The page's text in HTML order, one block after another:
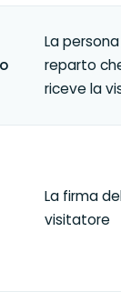
La
reparto
riceve la
La firma
visitatore